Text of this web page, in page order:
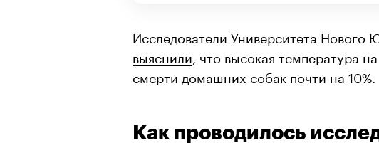
Исследователи Университета Нового
выяснили , что высокая температура
смерти домашних собак почти на 10%.
Как проводилось